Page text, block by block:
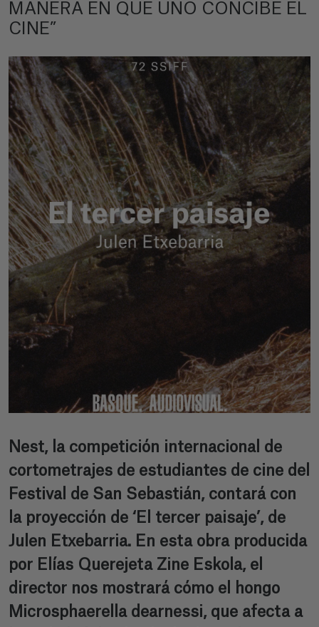
MANERA EN QUE UNO CONCIBE EL
CINE”
Nest, la competición internacional de
cortometrajes de estudiantes de cine del
Festival de San Sebastián, contará con
la proyección de ‘El tercer paisaje’, de
Julen Etxebarria. En esta obra producida
por Elías Querejeta Zine Eskola, el
director nos mostrará cómo el hongo
Microsphaerella dearnessi, que afecta a